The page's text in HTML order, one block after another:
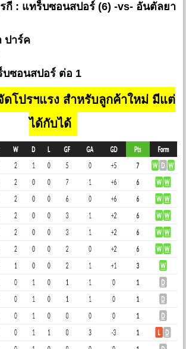
กี : แทร็บซอนสปอร์ (6) -vs- อันตัลยา
ปาร์ค
บซอนสปอร์ ต่อ 1
ดโปรฯแรง สำหรับลูกค้าใหม่ มีแต่
ได้กับได้